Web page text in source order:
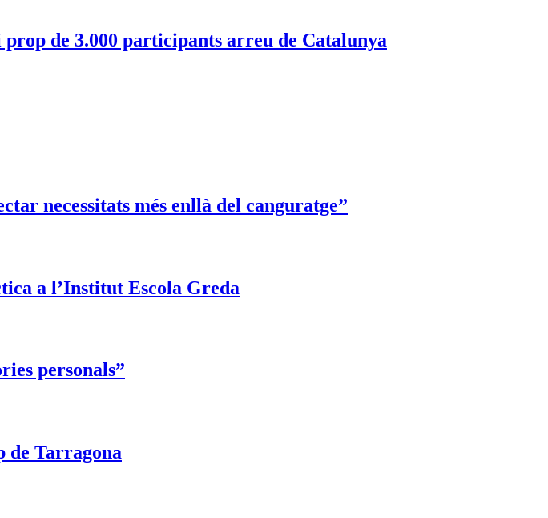
prop de 3.000 participants arreu de Catalunya
necessitats més enllà del canguratge”
a l’Institut Escola Greda
personals”
de Tarragona